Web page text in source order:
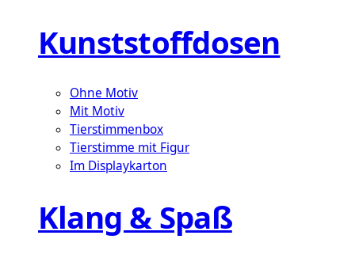
Kunststoffdosen
Ohne Motiv
Mit Motiv
Tierstimmenbox
Tierstimme mit Figur
Im Displaykarton
Klang & Spaß